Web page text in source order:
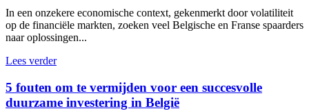
In een onzekere economische context, gekenmerkt door volatiliteit
op de financiële markten, zoeken veel Belgische en Franse spaarders
naar oplossingen...
Lees verder
5 fouten om te vermijden voor een succesvolle
duurzame investering in België